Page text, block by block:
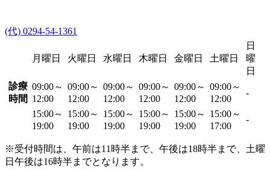
(代) 0294-54-1361
月曜日 火曜日 水曜日 木曜日 金曜日 土曜日
日
曜
日
診療
時間
09:00～
12:00
09:00～
12:00
09:00～
12:00
09:00～
12:00
09:00～
12:00
09:00～
12:00
-
15:00～
19:00
15:00～
19:00
15:00～
19:00
15:00～
19:00
15:00～
19:00
15:00～
17:00
-
※受付時間は、午前は11時半まで、午後は18時半まで、土曜
日午後は16時半までとなります。